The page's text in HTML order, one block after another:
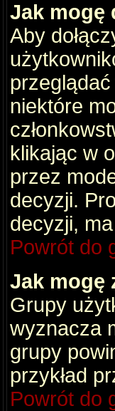
Jak mogę
Aby
niektóre
klikając w
przez
decyzji.
decyzji,
Powrót do
Jak mogę
Grupy
wyznacza
grupy
przykład
Powrót do